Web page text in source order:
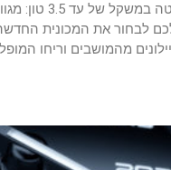
מדריך קליל להחלטה
לבחור את המכונית
מהמושבים וריחו